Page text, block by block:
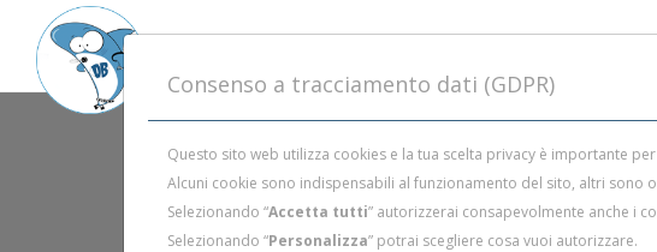
Consenso a tracciamento dati (GDPR)
Questo sito web utilizza cookies e la tua scelta privacy è importante
Alcuni cookie sono indispensabili al funzionamento del sito, altri sono
Selezionando “Accetta tutti” autorizzerai consapevolmente anche i
Selezionando “Personalizza” potrai scegliere cosa vuoi autorizzare.